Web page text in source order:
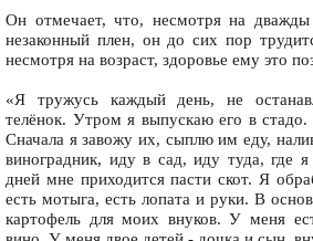
Он отмечает, что, несмотря на
незаконный плен, он до сих пор
несмотря на возраст, здоровье ему это
«Я тружусь каждый день, не
телёнок. Утром я выпускаю его в
Сначала я завожу их, сыплю им еду,
виноградник, иду в сад, иду туда, где
дней мне приходится пасти скот. Я
есть мотыга, есть лопата и руки. В
картофель для моих внуков. У меня